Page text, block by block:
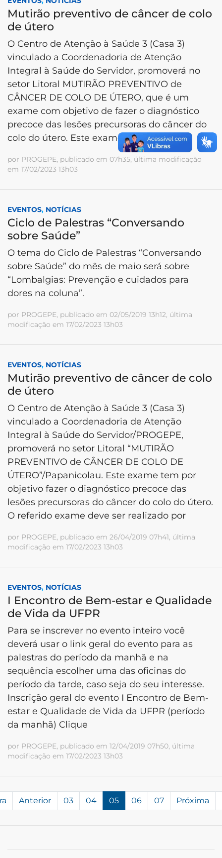
Mutirão preventivo de câncer de colo
de útero
O Centro de Atenção à Saúde 3 (Casa 3)
vinculado a Coordenadoria de Atenção
Integral à Saúde do Servidor, promoverá no
setor Litoral MUTIRÃO PREVENTIVO de
CÂNCER DE COLO DE ÚTERO, que é um
exame com objetivo de fazer o diagnóstico
precoce das lesões precursoras do câncer do
colo do útero. Este exame deve ser
por PROGEPE, publicado em 07h35, última modificação
em 17/02/2023 13h03
EVENTOS, NOTÍCIAS
Ciclo de Palestras “Conversando
sobre Saúde”
O tema do Ciclo de Palestras “Conversando
sobre Saúde” do mês de maio será sobre
“Lombalgias: Prevenção e cuidados para
dores na coluna”.
por PROGEPE, publicado em 02/05/2019 13h12, última
modificação em 17/02/2023 13h03
EVENTOS, NOTÍCIAS
Mutirão preventivo de câncer de colo
de útero
O Centro de Atenção à Saúde 3 (Casa 3)
vinculado a Coordenadoria de Atenção
Integral à Saúde do Servidor/PROGEPE,
promoverá no setor Litoral “MUTIRÃO
PREVENTIVO de CÂNCER DE COLO DE
ÚTERO”/Papanicolau. Este exame tem por
objetivo fazer o diagnóstico precoce das
lesões precursoras do câncer do colo do útero.
O referido exame deve ser realizado por
por PROGEPE, publicado em 26/04/2019 07h41, última
modificação em 17/02/2023 13h03
EVENTOS, NOTÍCIAS
I Encontro de Bem-estar e Qualidade
de Vida da UFPR
Para se inscrever no evento inteiro você
deverá usar o link geral do evento para as
palestras do período da manhã e na
sequência escolher uma das oficinas do
período da tarde, caso seja do seu interesse.
Inscrição geral do evento I Encontro de Bem-
estar e Qualidade de Vida da UFPR (período
da manhã) Clique
por PROGEPE, publicado em 12/04/2019 07h50, última
modificação em 17/02/2023 13h03
Anterior 03 04 05 06 07 Próxima